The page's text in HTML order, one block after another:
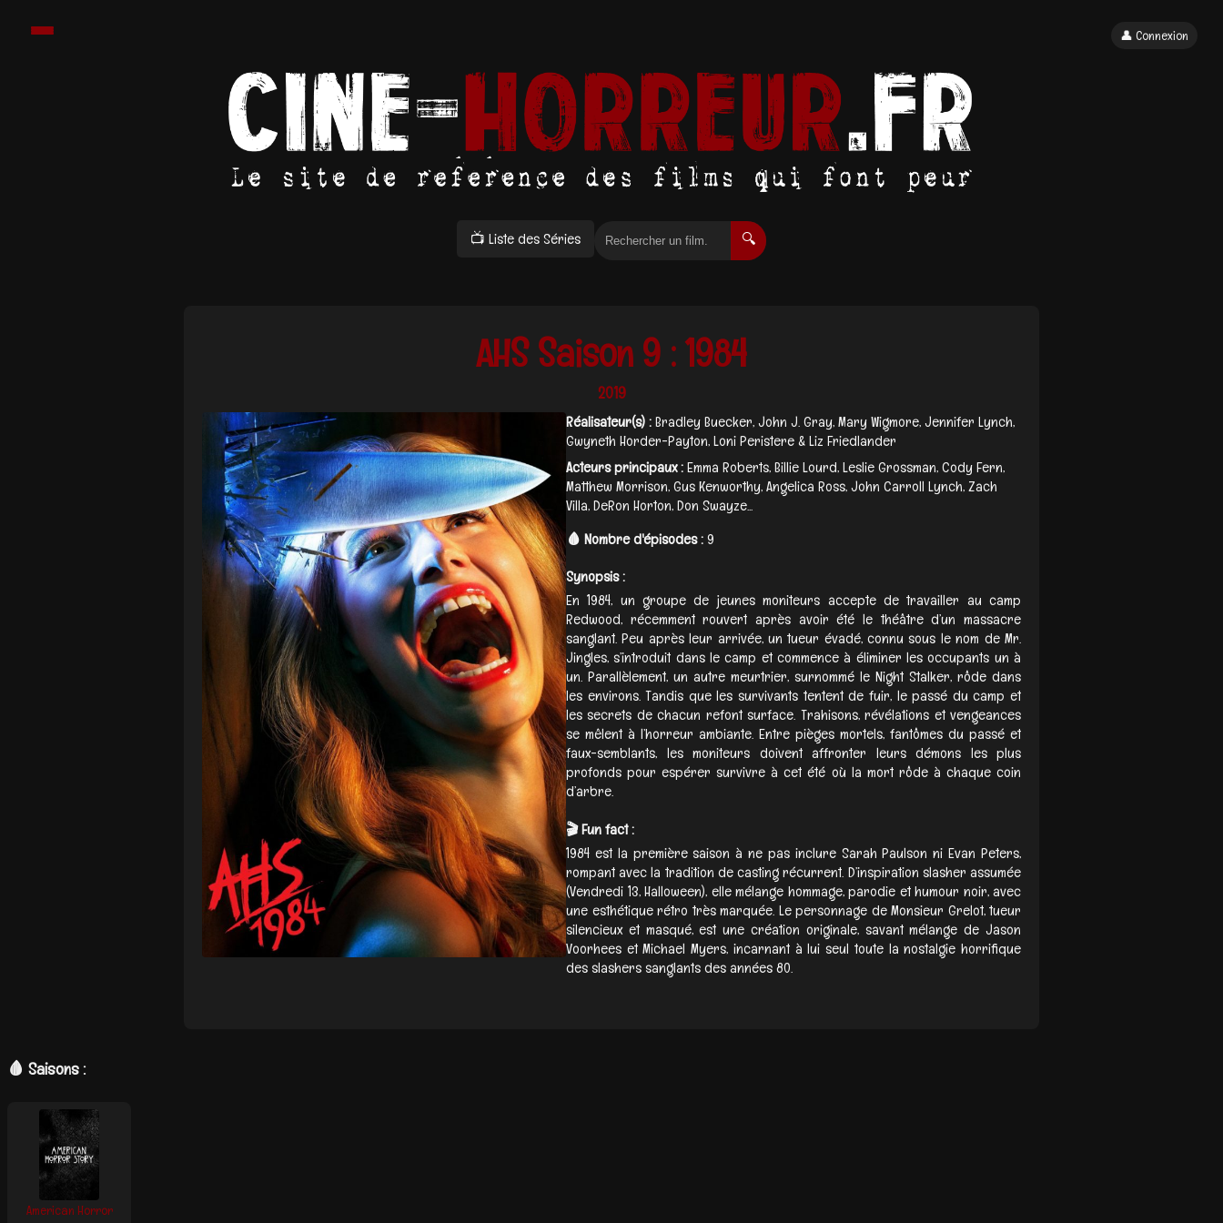
📺 Liste des Séries 🔍
👤 Connexion
AHS Saison 9 : 1984
2019
Réalisateur(s) :Bradley Buecker, John J. Gray, Mary Wigmore, Jennifer Lynch,
Gwyneth Horder-Payton, Loni Peristere & Liz Friedlander
Acteurs principaux :Emma Roberts, Billie Lourd, Leslie Grossman, Cody Fern,
Matthew Morrison, Gus Kenworthy, Angelica Ross, John Carroll Lynch, Zach
Villa, DeRon Horton, Don Swayze...
🩸 Nombre d'épisodes :9
Synopsis :
En 1984, un groupe de jeunes moniteurs accepte de travailler au camp
Redwood, récemment rouvert après avoir été le théâtre d’un massacre
sanglant. Peu après leur arrivée, un tueur évadé, connu sous le nom de Mr.
Jingles, s’introduit dans le camp et commence à éliminer les occupants un à
un. Parallèlement, un autre meurtrier, surnommé le Night Stalker, rôde dans
les environs. Tandis que les survivants tentent de fuir, le passé du camp et
les secrets de chacun refont surface. Trahisons, révélations et vengeances
se mêlent à l’horreur ambiante. Entre pièges mortels, fantômes du passé et
faux-semblants, les moniteurs doivent affronter leurs démons les plus
profonds pour espérer survivre à cet été où la mort rôde à chaque coin
d’arbre.
🎬 Fun fact :
1984 est la première saison à ne pas inclure Sarah Paulson ni Evan Peters,
rompant avec la tradition de casting récurrent. D’inspiration slasher assumée
(Vendredi 13, Halloween), elle mélange hommage, parodie et humour noir, avec
une esthétique rétro très marquée. Le personnage de Monsieur Grelot, tueur
silencieux et masqué, est une création originale, savant mélange de Jason
Voorhees et Michael Myers, incarnant à lui seul toute la nostalgie horrifique
des slashers sanglants des années 80.
🩸 Saisons :
American Horror